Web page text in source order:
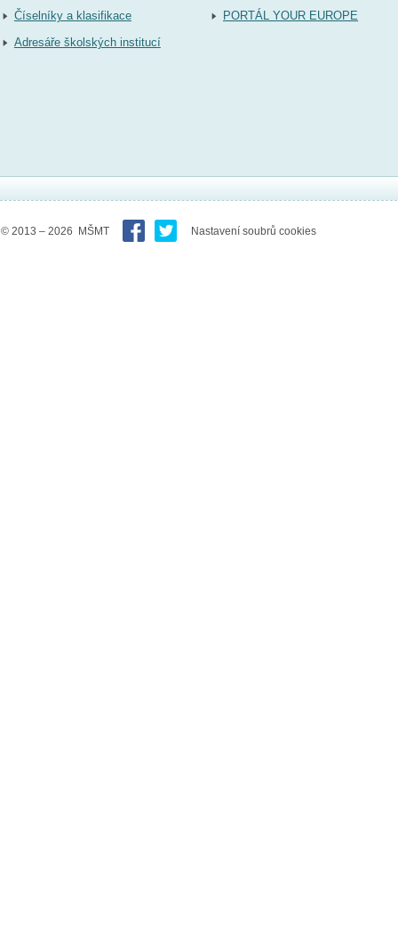
Číselníky a klasifikace
Adresáře školských institucí
PORTÁL YOUR EUROPE
© 2013 – 2026 MŠMT Nastavení soubrů cookies